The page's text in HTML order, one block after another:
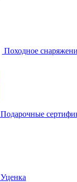
Походное
Подарочные
Уценка